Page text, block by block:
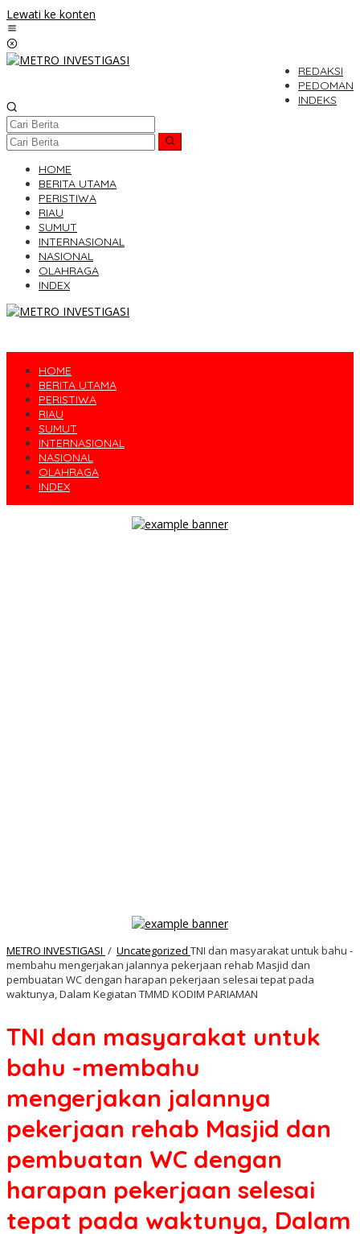
Lewati ke konten
REDAKSI
PEDOMAN
INDEKS
HOME
BERITA UTAMA
PERISTIWA
RIAU
SUMUT
INTERNASIONAL
NASIONAL
OLAHRAGA
INDEX
HOME
BERITA UTAMA
PERISTIWA
RIAU
SUMUT
INTERNASIONAL
NASIONAL
OLAHRAGA
INDEX
METRO INVESTIGASI / Uncategorized TNI dan masyarakat untuk bahu -
membahu mengerjakan jalannya pekerjaan rehab Masjid dan
pembuatan WC dengan harapan pekerjaan selesai tepat pada
waktunya, Dalam Kegiatan TMMD KODIM PARIAMAN
TNI dan masyarakat untuk
bahu -membahu
mengerjakan jalannya
pekerjaan rehab Masjid dan
pembuatan WC dengan
harapan pekerjaan selesai
tepat pada waktunya, Dalam